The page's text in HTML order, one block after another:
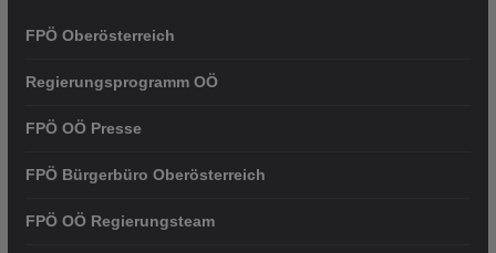
FPÖ Oberösterreich
Regierungsprogramm OÖ
FPÖ OÖ Presse
FPÖ Bürgerbüro Oberösterreich
FPÖ OÖ Regierungsteam